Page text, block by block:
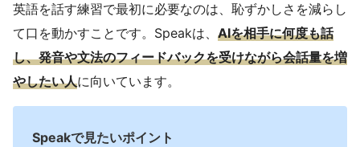
英語を話す練習で最初に必要なのは、恥ずかしさを減らし
て口を動かすことです。Speakは、 AIを相手に何度も話
し、発音や文法のフィードバックを受けながら会話量を増
やしたい人に向いています。
Speakで見たいポイント